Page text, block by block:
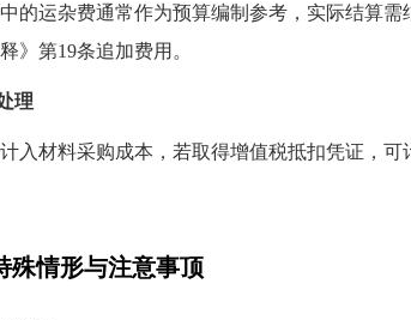
的运杂费通常作为预算编制参考，实际结算
》第19条追加费用。
理
入材料采购成本，若取得增值税抵扣凭证，可
殊情形与注意事顶